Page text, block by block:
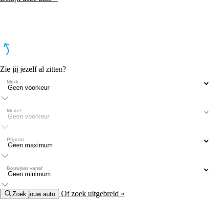
Zie jij jezelf al zitten?
Merk
Model
Prijs tot
Bouwjaar vanaf
Zoek jouw auto Of zoek uitgebreid »